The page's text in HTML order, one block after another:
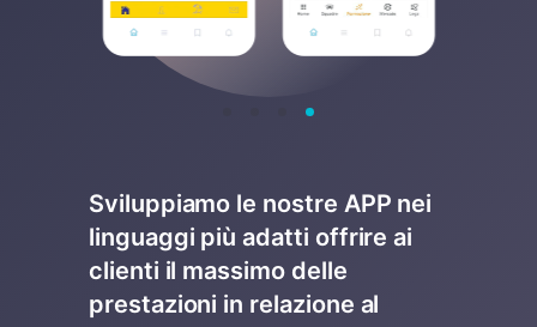
Sviluppiamo le nostre APP nei
linguaggi più adatti offrire ai
clienti il massimo delle
prestazioni in relazione al